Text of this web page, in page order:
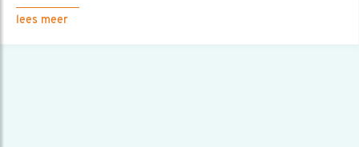
lees meer